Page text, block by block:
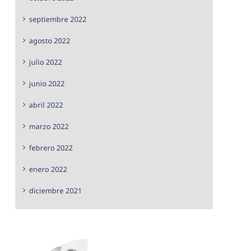
septiembre 2022
agosto 2022
julio 2022
junio 2022
abril 2022
marzo 2022
febrero 2022
enero 2022
diciembre 2021